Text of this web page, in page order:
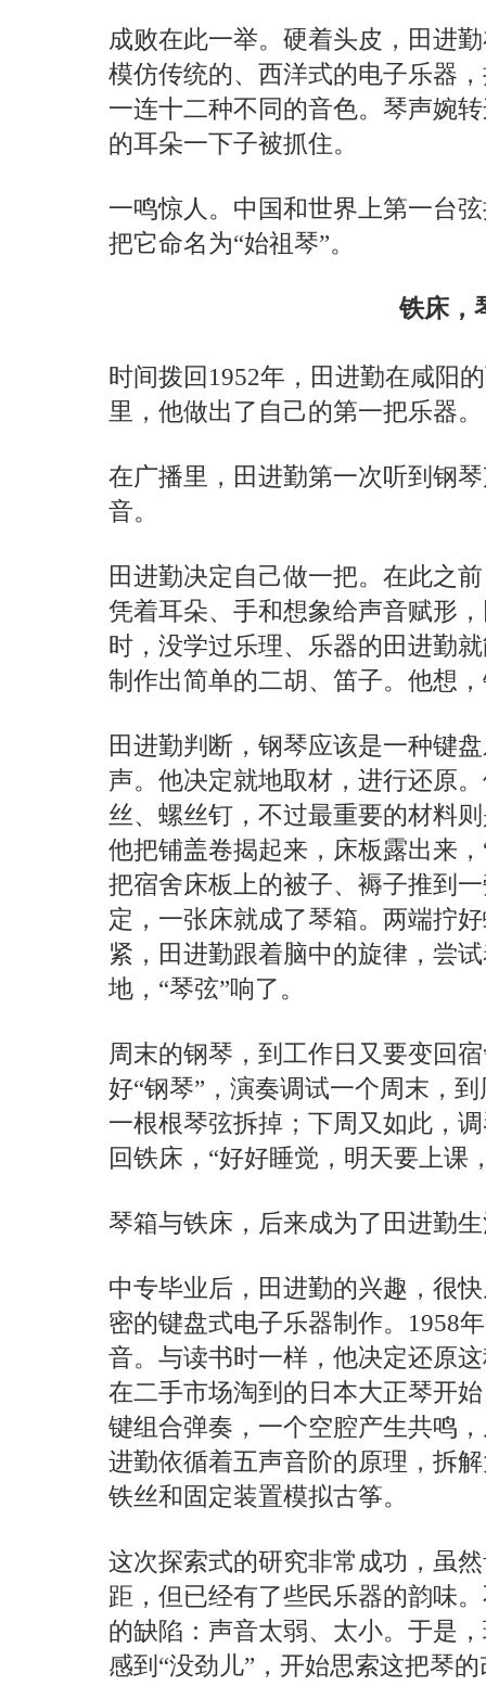
成败在此一举。硬着头皮，田进
模仿传统的、西洋式的电子乐器
一连十二种不同的音色。琴声婉
的耳朵一下子被抓住。
一鸣惊人。中国和世界上第一台
把它命名为“始祖琴”。
铁床，
时间拨回1952年，田进勤在咸阳
里，他做出了自己的第一把乐器。
在广播里，田进勤第一次听到钢
音。
田进勤决定自己做一把。在此之
凭着耳朵、手和想象给声音赋形
时，没学过乐理、乐器的田进勤
制作出简单的二胡、笛子。他想
田进勤判断，钢琴应该是一种键
声。他决定就地取材，进行还原
丝、螺丝钉，不过最重要的材料
他把铺盖卷揭起来，床板露出来
把宿舍床板上的被子、褥子推到
定，一张床就成了琴箱。两端拧
紧，田进勤跟着脑中的旋律，尝
地，“琴弦”响了。
周末的钢琴，到工作日又要变回
好“钢琴”，演奏调试一个周末，
一根根琴弦拆掉；下周又如此，
回铁床，“好好睡觉，明天要上课
琴箱与铁床，后来成为了田进勤
中专毕业后，田进勤的兴趣，很
密的键盘式电子乐器制作。1958
音。与读书时一样，他决定还原
在二手市场淘到的日本大正琴开
键组合弹奏，一个空腔产生共鸣
进勤依循着五声音阶的原理，拆
铁丝和固定装置模拟古筝。
这次探索式的研究非常成功，虽
距，但已经有了些民乐器的韵味
的缺陷：声音太弱、太小。于是
感到“没劲儿”，开始思索这把琴